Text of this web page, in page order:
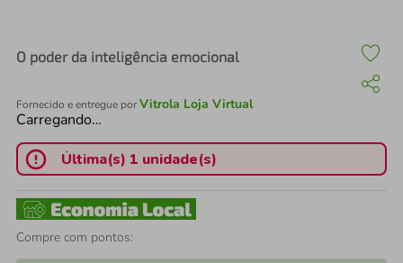
O poder da inteligência emocional
Fornecido e entregue porVitrola Loja Virtual
Carregando…
Última(s) 1 unidade(s)
Compre com pontos: